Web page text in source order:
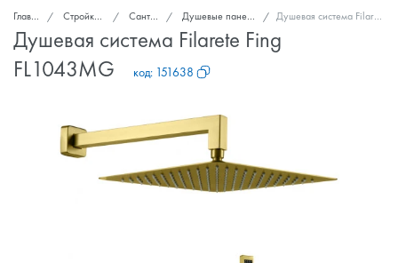
Главная Стройка и ремонт Сантехника Душевые панели и гарнитуры Душевая система Filarete Fing FL1043MG
Душевая система Filarete Fing
FL1043MG
код: 151638